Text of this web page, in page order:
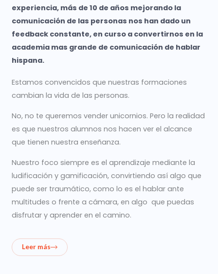
experiencia, más de 10 de años mejorando la
comunicación de las personas nos han dado un
feedback constante, en curso a convertirnos en la
academia mas grande de comunicación de hablar
hispana.
Estamos convencidos que nuestras formaciones
cambian la vida de las personas.
No, no te queremos vender unicornios. Pero la realidad
es que nuestros alumnos nos hacen ver el alcance
que tienen nuestra enseñanza.
Nuestro foco siempre es el aprendizaje mediante la
ludificación y gamificación, convirtiendo así algo que
puede ser traumático, como lo es el hablar ante
multitudes o frente a cámara, en algo que puedas
disfrutar y aprender en el camino.
Leer más